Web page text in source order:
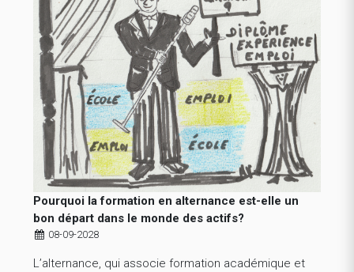
Pourquoi la formation en alternance est-elle un
bon départ dans le monde des actifs?
08-09-2028
L’alternance, qui associe formation académique et